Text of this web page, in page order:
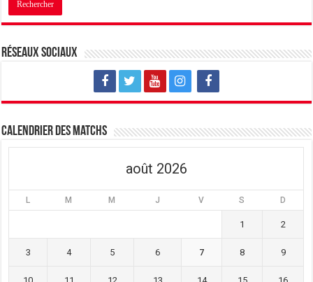
Réseaux sociaux
Calendrier des matchs
août 2026
L M M J V S D
1 2
3 4 5 6 7 8 9